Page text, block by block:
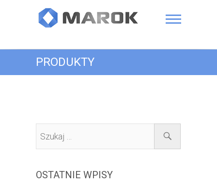
Marok
PRODUKTY
OSTATNIE WPISY